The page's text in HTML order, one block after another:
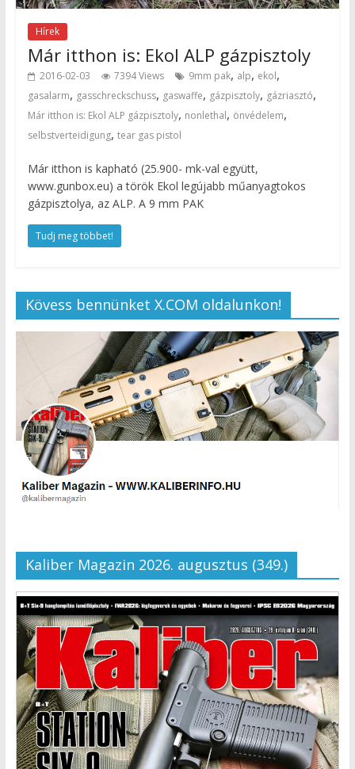
Hírek
Már itthon is: Ekol ALP gázpisztoly
2016-02-03 7394 Views 9mm pak, alp, ekol,
gasalarm, gasschreckschuss, gaswaffe, gázpisztoly, gázriasztó,
Már itthon is: Ekol ALP gázpisztoly, nonlethal, önvédelem,
selbstverteidigung, tear gas pistol
Már itthon is kapható (25.900- mk-val együtt,
www.gunbox.eu) a török Ekol legújabb műanyagtokos
gázpisztolya, az ALP. A 9 mm PAK
Tudj meg többet!
Kövess bennünket X.COM oldalunkon!
Kaliber Magazin 2026. augusztus (349.)